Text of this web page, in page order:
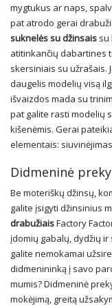
mygtukus ar naps,
pat atrodo gerai
suknelės su džinsais su
atitinkančių dabartines
skersiniais su užrašais.
daugelis modelių visą
išvaizdos mada su
pat galite rasti modelių
kišenėmis. Gerai
elementais:
Didmeninė
Be moteriškų džinsų,
galite įsigyti džinsinius
drabužiaisFactory
įdomių gabalų, dydžių
galite nemokamai
didmenininką į savo
mumis? Didmeninė
mokėjimą, greitą